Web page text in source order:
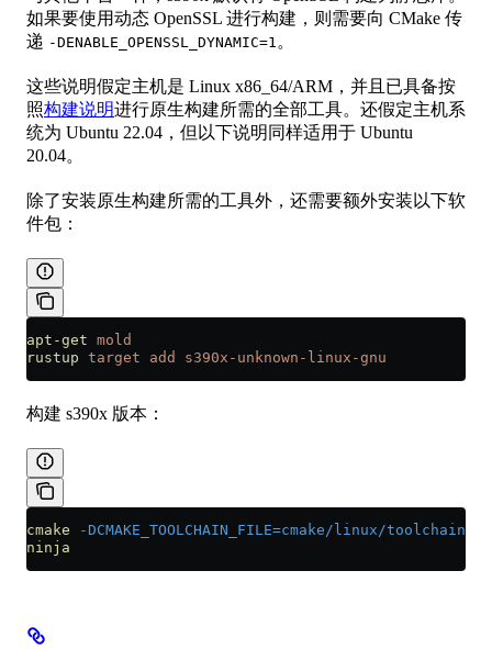
如果要使用动态 OpenSSL 进行构建，则需要向 CMake 传
递 -DENABLE_OPENSSL_DYNAMIC=1 。
这些说明假定主机是 Linux x86_64/ARM，并且已具备按
照构建说明进行原生构建所需的全部工具。还假定主机系
统为 Ubuntu 22.04，但以下说明同样适用于 Ubuntu
20.04。
除了安装原生构建所需的工具外，还需要额外安装以下软
件包：
apt-get mold
rustup target add s390x-unknown-linux-gnu
构建 s390x 版本：
cmake -DCMAKE_TOOLCHAIN_FILE=cmake/linux/toolchain-
ninja